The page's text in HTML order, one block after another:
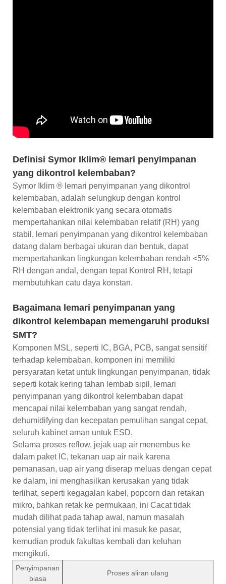
Definisi Symor Iklim® lemari penyimpanan
yang dikontrol kelembaban?
Symor Iklim ® lemari penyimpanan yang dikontrol
kelembaban, adalah selungkup dengan kontrol
kelembaban elektronik yang secara otomatis
mempertahankan nilai kelembaban relatif (RH) yang
stabil, lemari penyimpanan yang dikontrol kelembaban
datang dalam berbagai ukuran dan bentuk, dapat
mempertahankan lingkungan kelembaban rendah <5%
RH dengan andal, dengan tepat Kontrol RH, tetapi
membutuhkan catu daya konstan.
Bagaimana lemari penyimpanan yang
dikontrol kelembapan memengaruhi produksi
SMT?
Komponen MSL, seperti IC, BGA, PCB, sangat sensitif
terhadap kelembaban, komponen ini memiliki
persyaratan ketat untuk lingkungan penyimpanan, tidak
seperti kotak kering tahan lembab sipil, lemari
penyimpanan yang dikontrol kelembaban dapat
mencapai nilai kelembaban yang sangat rendah,
dehumidifying dan kecepatan pemulihan sangat cepat,
seluruh kabinet aman untuk ESD.
Selama proses reflow, jejak uap air menembus ke
dalam paket IC, tekanan uap air naik karena
pemanasan, uap air yang diserap meluas dengan cepat
ke dalam, ini menghasilkan kerusakan yang tidak
terlihat, seperti kegagalan kabel, popcorn dan retakan
mikro, bahkan retak ke permukaan, ini Cacat tidak
mudah dilihat pada tahap awal, namun masalah
potensial yang tidak terlihat ini masuk ke pasar,
kemudian produk fakultas kembali dan keluhan
mengikuti.
Penyimpanan
biasa
Proses aliran ulang